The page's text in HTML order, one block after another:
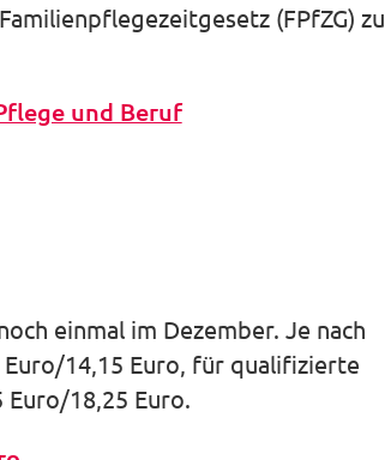
(FPfZG) zu
und Beruf
einmal im Dezember. Je nach
14,15 Euro, für qualifizierte
18,25 Euro.